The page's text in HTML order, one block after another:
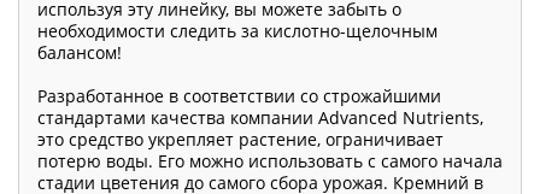
используя эту линейку, вы можете забыть о
необходимости следить за кислотно-щелочным
балансом!
Разработанное в соответствии со строжайшими
стандартами качества компании Advanced Nutrients,
это средство укрепляет растение, ограничивает
потерю воды. Его можно использовать с самого начала
стадии цветения до самого сбора урожая. Кремний в